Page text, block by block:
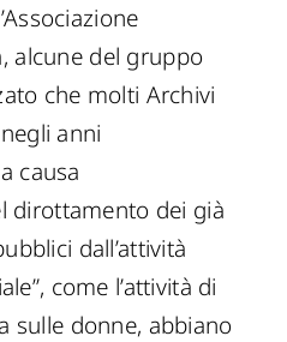
alcune del gruppo
che molti Archivi
anni
causa
dirottamento dei già
dall’attività
come l’attività di
sulle donne, abbiano